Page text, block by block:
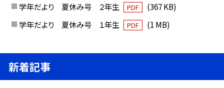
学年だより 夏休み号 ２年生
PDF
(367 KB)
学年だより 夏休み号 １年生
PDF (1 MB)
新着記事